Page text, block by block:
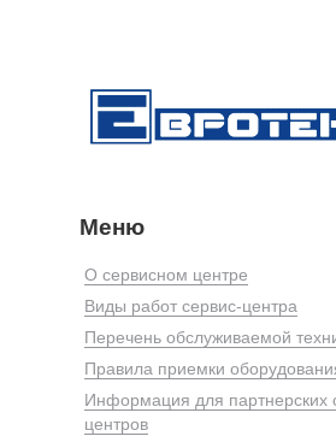
Меню
О сервисном центре
Виды работ сервис-центра
Перечень обслуживаемой
Правила приемки
Информация для партнерских
центров